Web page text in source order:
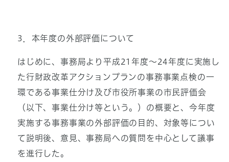
3．本年度の外部評価について
はじめに、事務局より平成21年度～24年度に実施し
た行財政改革アクションプランの事務事業点検の一
環である事業仕分け及び市役所事業の市民評価会
（以下、事業仕分け等という。）の概要と、今年度
実施する事務事業の外部評価の目的、対象等につい
て説明後、意見、事務局への質問を中心として議事
を進行した。